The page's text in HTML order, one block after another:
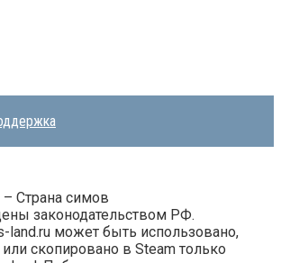
Страна симов
законодательством РФ.
land.ru может быть использовано,
скопировано в Steam только